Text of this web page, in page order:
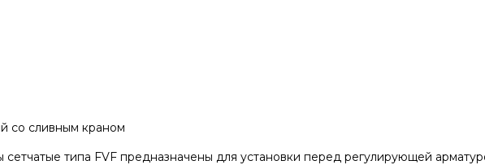
со сливным краном
сетчатые типа FVF предназначены для установки перед регулирующей